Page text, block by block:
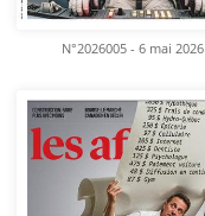
N°2026005 - 6 mai 2026